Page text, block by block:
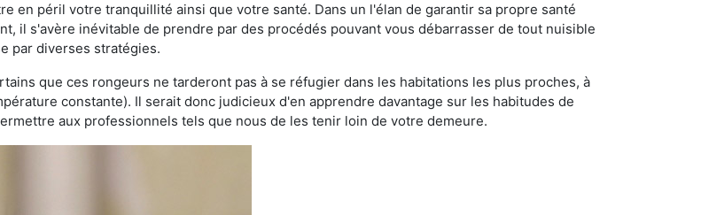
en péril votre tranquillité ainsi que votre santé. Dans un l'élan de garantir sa propre santé
il s'avère inévitable de prendre par des procédés pouvant vous débarrasser de tout nuisible
par diverses stratégies.
que ces rongeurs ne tarderont pas à se réfugier dans les habitations les plus proches, à
constante). Il serait donc judicieux d'en apprendre davantage sur les habitudes de
aux professionnels tels que nous de les tenir loin de votre demeure.